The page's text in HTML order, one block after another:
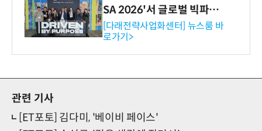
SA 2026'서 글로벌 빅파마
와의 비즈니스 미팅 지원…K
-바이오 해외 진출 교두보 확
보
[다래전략사업화센터] 뉴스룸 바
로가기>
관련 기사
[ET포토] 김다미, '베이비 페이스'